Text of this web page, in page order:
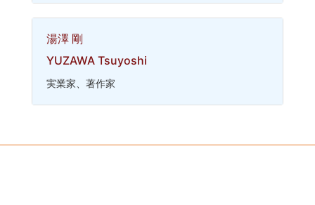
湯澤 剛
YUZAWA Tsuyoshi
実業家、著作家